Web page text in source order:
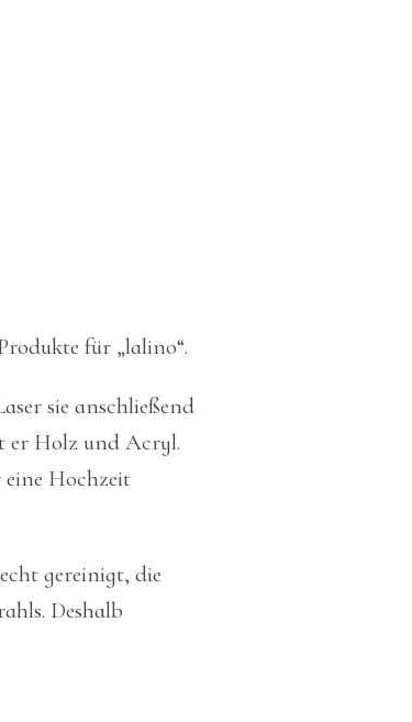
für „lalino“.
sie anschließend
er Holz und Acryl.
Hochzeit
gereinigt, die
Deshalb